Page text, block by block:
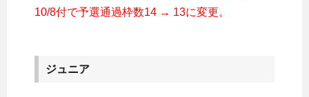
10/8付で予選通過枠数14 → 13に変更。
ジュニア